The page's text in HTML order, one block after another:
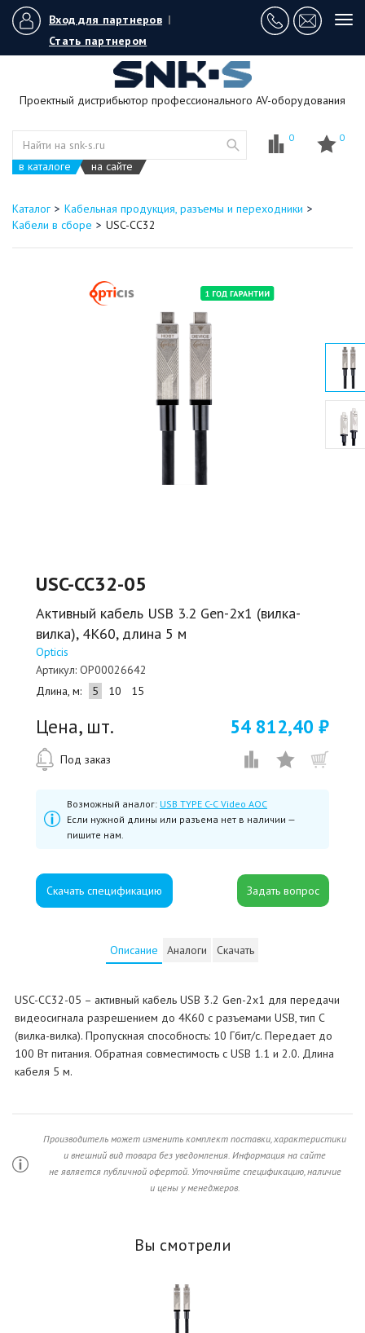
Вход для партнеров |
Стать партнером
Проектный дистрибьютор профессионального AV-оборудования
в каталоге на сайте
0 0
Каталог
Кабельная продукция, разъемы и переходники
Кабели в сборе
USC-CC32
USC-CC32-05
Активный кабель USB 3.2 Gen-2x1 (вилка-
вилка), 4K60, длина 5 м
Opticis
Артикул: OP00026642
Длина, м:
5 10 15
Цена, шт. 54 812,40 ₽
Под заказ
Возможный аналог: USB TYPE C-C Video AOC
Если нужной длины или разъема нет в наличии —
пишите нам.
Скачать спецификацию
Описание Аналоги Скачать
USC-CC32-05 – активный кабель USB 3.2 Gen-2x1 для передачи
видеосигнала разрешением до 4K60 с разъемами USB, тип C
(вилка-вилка). Пропускная способность: 10 Гбит/с. Передает до
100 Вт питания. Обратная совместимость с USB 1.1 и 2.0. Длина
кабеля 5 м.
Производитель может изменить комплект поставки, характеристики
и внешний вид товара без уведомления. Информация на сайте
не является публичной офертой. Уточняйте спецификацию, наличие
и цены у менеджеров.
Вы смотрели